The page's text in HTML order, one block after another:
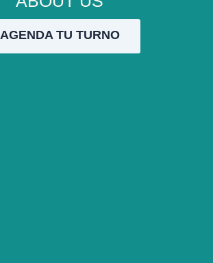
AGENDA TU TURNO